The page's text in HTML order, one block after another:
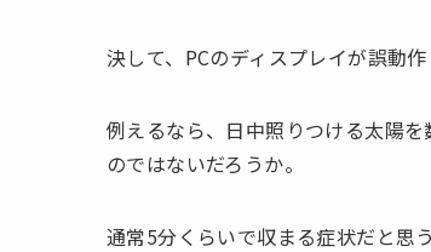
決して、PCのディスプレイが誤動
例えるなら、日中照りつける太陽
のではないだろうか。
通常5分くらいで収まる症状だと思